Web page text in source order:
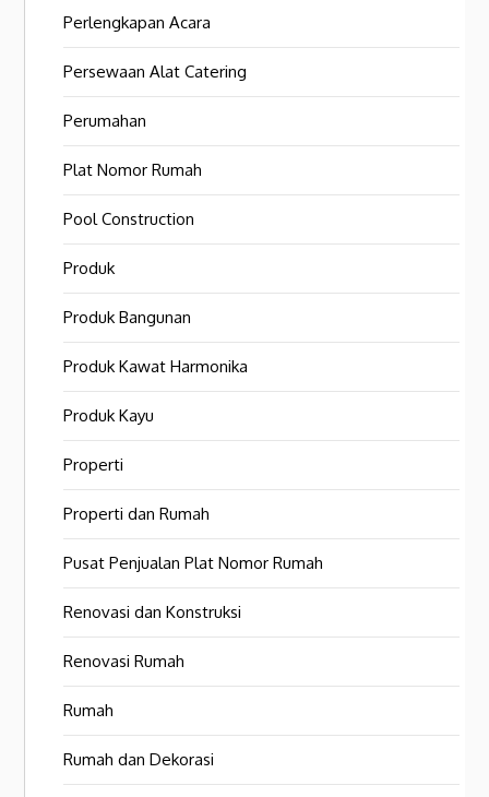
Perlengkapan Acara
Persewaan Alat Catering
Perumahan
Plat Nomor Rumah
Pool Construction
Produk
Produk Bangunan
Produk Kawat Harmonika
Produk Kayu
Properti
Properti dan Rumah
Pusat Penjualan Plat Nomor Rumah
Renovasi dan Konstruksi
Renovasi Rumah
Rumah
Rumah dan Dekorasi